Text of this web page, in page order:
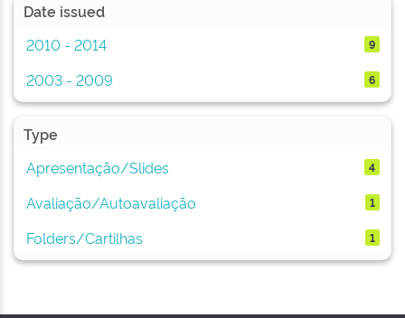
Date issued
2010 - 2014
9
2003 - 2009 6
Type
Apresentação/Slides
4
Avaliação/Autoavaliação 1
Folders/Cartilhas 1